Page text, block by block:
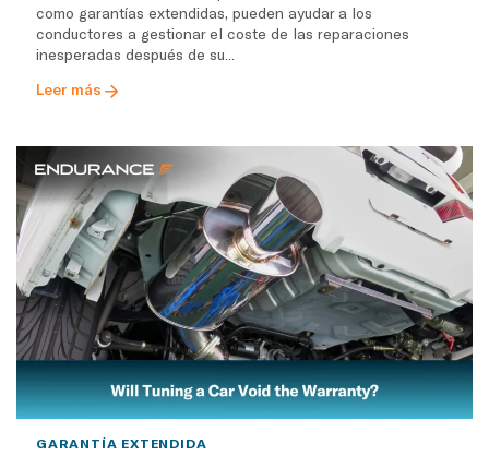
como garantías extendidas, pueden ayudar a los
conductores a gestionar el coste de las reparaciones
inesperadas después de su...
Leer más
GARANTÍA EXTENDIDA